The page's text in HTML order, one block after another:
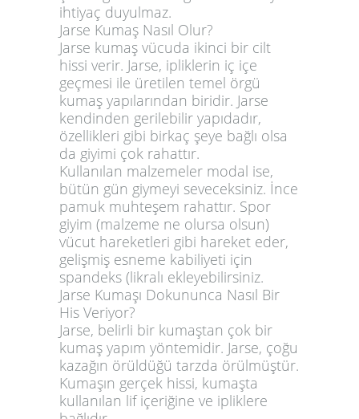
ihtiyaç duyulmaz.
Jarse Kumaş Nasıl Olur?
Jarse kumaş vücuda ikinci bir cilt
hissi verir. Jarse, ipliklerin iç içe
geçmesi ile üretilen temel örgü
kumaş yapılarından biridir. Jarse
kendinden gerilebilir yapıdadır,
özellikleri gibi birkaç şeye bağlı olsa
da giyimi çok rahattır.
Kullanılan malzemeler modal ise,
bütün gün giymeyi seveceksiniz. İnce
pamuk muhteşem rahattır. Spor
giyim (malzeme ne olursa olsun)
vücut hareketleri gibi hareket eder,
gelişmiş esneme kabiliyeti için
spandeks (likralı ekleyebilirsiniz.
Jarse Kumaşı Dokununca Nasıl Bir
His Veriyor?
Jarse, belirli bir kumaştan çok bir
kumaş yapım yöntemidir. Jarse, çoğu
kazağın örüldüğü tarzda örülmüştür.
Kumaşın gerçek hissi, kumaşta
kullanılan lif içeriğine ve ipliklere